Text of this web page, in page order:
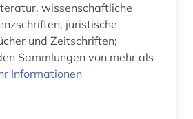
kunstzeitschrift (1)
kupferstichkabinett (1)
wissenschaftliche
juristische
und Zeitschriften;
Sammlungen von mehr als
Informationen